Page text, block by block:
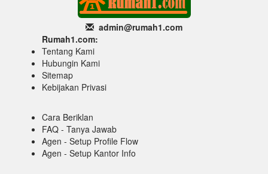
admin@rumah1.com
Rumah1.com:
Tentang Kami
Hubungin Kami
Sitemap
Kebijakan Privasi
Cara Beriklan
FAQ - Tanya Jawab
Agen - Setup Profile Flow
Agen - Setup Kantor Info